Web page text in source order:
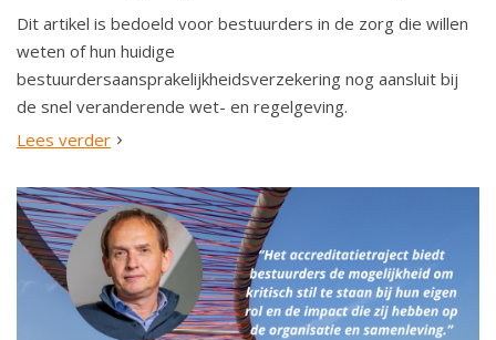
Dit artikel is bedoeld voor bestuurders in de zorg die willen
weten of hun huidige
bestuurdersaansprakelijkheidsverzekering nog aansluit bij
de snel veranderende wet- en regelgeving.
Lees verder